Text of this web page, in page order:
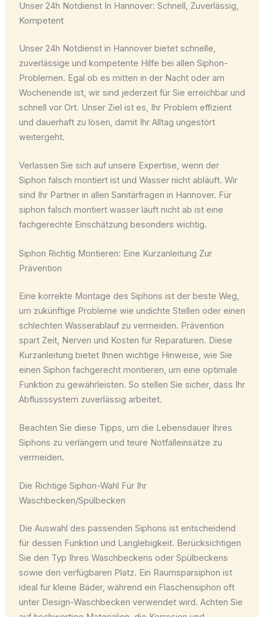
Unser 24h Notdienst In Hannover: Schnell, Zuverlässig,
Kompetent
Unser 24h Notdienst in Hannover bietet schnelle,
zuverlässige und kompetente Hilfe bei allen Siphon-
Problemen. Egal ob es mitten in der Nacht oder am
Wochenende ist, wir sind jederzeit für Sie erreichbar und
schnell vor Ort. Unser Ziel ist es, Ihr Problem effizient
und dauerhaft zu lösen, damit Ihr Alltag ungestört
weitergeht.
Verlassen Sie sich auf unsere Expertise, wenn der
Siphon falsch montiert ist und Wasser nicht abläuft. Wir
sind Ihr Partner in allen Sanitärfragen in Hannover. Für
siphon falsch montiert wasser läuft nicht ab ist eine
fachgerechte Einschätzung besonders wichtig.
Siphon Richtig Montieren: Eine Kurzanleitung Zur
Prävention
Eine korrekte Montage des Siphons ist der beste Weg,
um zukünftige Probleme wie undichte Stellen oder einen
schlechten Wasserablauf zu vermeiden. Prävention
spart Zeit, Nerven und Kosten für Reparaturen. Diese
Kurzanleitung bietet Ihnen wichtige Hinweise, wie Sie
einen Siphon fachgerecht montieren, um eine optimale
Funktion zu gewährleisten. So stellen Sie sicher, dass Ihr
Abflusssystem zuverlässig arbeitet.
Beachten Sie diese Tipps, um die Lebensdauer Ihres
Siphons zu verlängern und teure Notfalleinsätze zu
vermeiden.
Die Richtige Siphon-Wahl Für Ihr
Waschbecken/Spülbecken
Die Auswahl des passenden Siphons ist entscheidend
für dessen Funktion und Langlebigkeit. Berücksichtigen
Sie den Typ Ihres Waschbeckens oder Spülbeckens
sowie den verfügbaren Platz. Ein Raumsparsiphon ist
ideal für kleine Bäder, während ein Flaschensiphon oft
unter Design-Waschbecken verwendet wird. Achten Sie